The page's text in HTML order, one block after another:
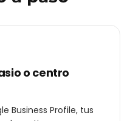
o centro
Business Profile, tus